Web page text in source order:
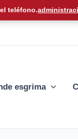
teléfono.
esgrima